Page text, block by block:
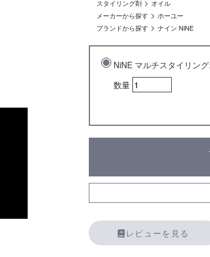
スタイリング剤 > オイル
メーカーから探す >ホーユー
ブランドから探す >ナイン NiNE
NiNE マルチスタイリン
数量
レビューを見る